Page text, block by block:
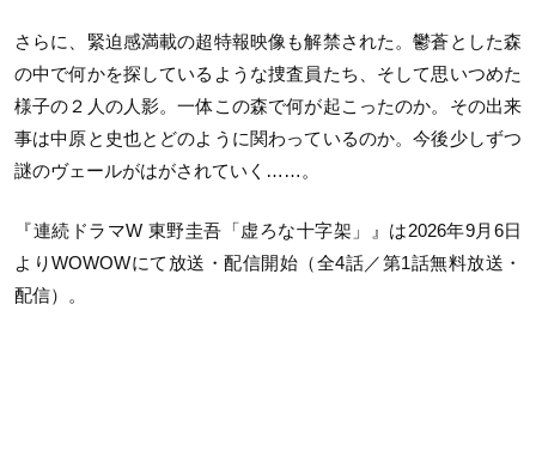
さらに、緊迫感満載の超特報映像も解禁された。鬱蒼とした森
の中で何かを探しているような捜査員たち、そして思いつめた
様子の２人の人影。一体この森で何が起こったのか。その出来
事は中原と史也とどのように関わっているのか。今後少しずつ
謎のヴェールがはがされていく……。
『連続ドラマW 東野圭吾「虚ろな十字架」』は2026年9月6日
よりWOWOWにて放送・配信開始（全4話／第1話無料放送・
配信）。